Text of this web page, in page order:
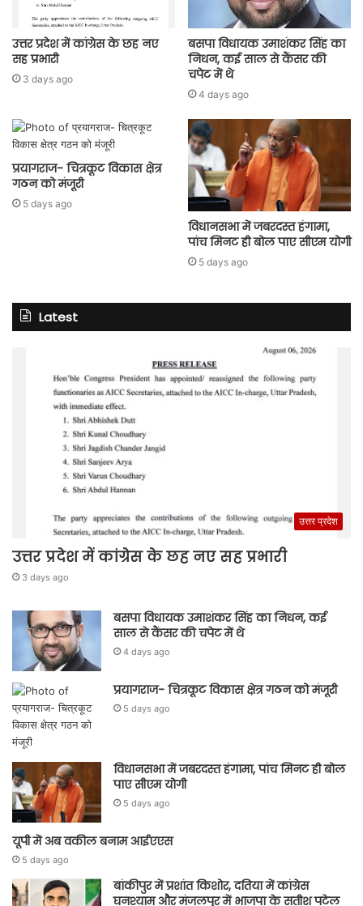
उत्तर प्रदेश में कांग्रेस के छह नए
सह प्रभारी
3 days ago
बसपा विधायक उमाशंकर सिंह का
निधन, कई साल से कैंसर की
चपेट में थे
4 days ago
प्रयागराज- चित्रकूट विकास क्षेत्र
गठन को मंजूरी
5 days ago
विधानसभा में जबरदस्त हंगामा,
पांच मिनट ही बोल पाए सीएम योगी
5 days ago
Latest
उत्तर प्रदेश
उत्तर प्रदेश में कांग्रेस के छह नए सह प्रभारी
3 days ago
बसपा विधायक उमाशंकर सिंह का निधन, कई
साल से कैंसर की चपेट में थे
4 days ago
प्रयागराज- चित्रकूट विकास क्षेत्र गठन को मंजूरी
5 days ago
विधानसभा में जबरदस्त हंगामा, पांच मिनट ही बोल
पाए सीएम योगी
5 days ago
यूपी में अब वकील बनाम आईएएस
5 days ago
बांकीपुर में प्रशांत किशोर, दतिया में कांग्रेस
घनश्याम और मंजलपुर में भाजपा के सतीश पटेल